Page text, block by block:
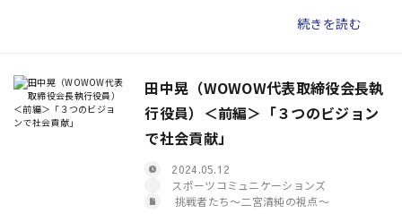
続きを読む
田中晃（WOWOW代表取締役会長執
行役員）＜前編＞「３つのビジョン
で社会貢献」
2024.05.12
スポーツコミュニケーションズ
挑戦者たち〜二宮清純の視点〜